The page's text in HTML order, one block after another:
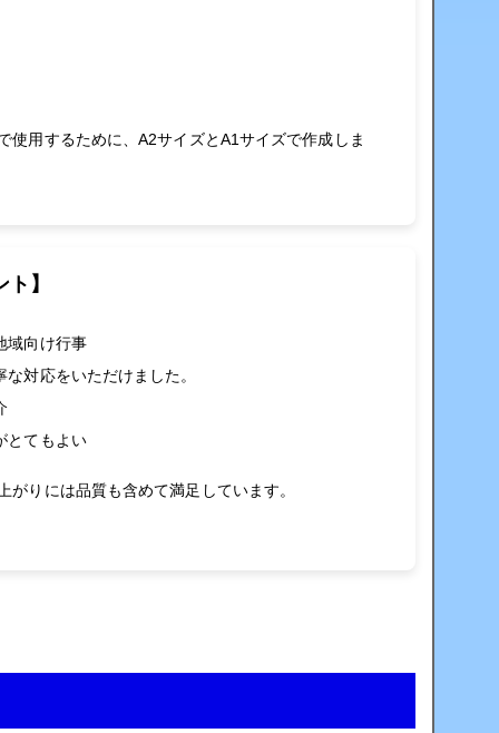
使用するために、A2サイズとA1サイズで作成しま
】
域向け行事
対応をいただけました。
とてもよい
がりには品質も含めて満足しています。